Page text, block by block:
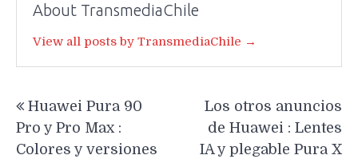
About TransmediaChile
View all posts by TransmediaChile →
de
entradas
Huawei Pura 90
Pro y Pro Max :
Colores y versiones
Los otros anuncios
de Huawei : Lentes
IA y plegable Pura X